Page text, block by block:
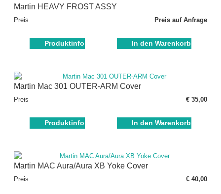
Martin HEAVY FROST ASSY
Preis Preis auf Anfrage
Produktinfo In den Warenkorb
Martin Mac 301 OUTER-ARM Cover
Preis € 35,00
Produktinfo In den Warenkorb
Martin MAC Aura/Aura XB Yoke Cover
Preis € 40,00